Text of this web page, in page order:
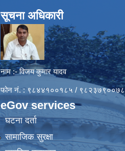
सूचना अधिकारी
नाम :- विजय कुमार यादव
फोन नं. : ९८४४१००१८५ / ९८२३७९००७८
eGov services
घटना दर्ता
सामाजिक सुरक्षा